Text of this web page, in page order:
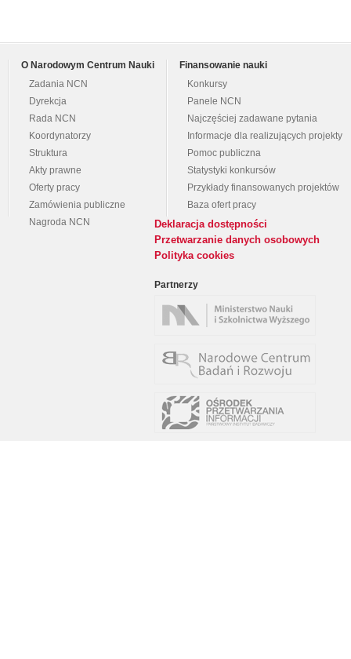
O Narodowym Centrum Nauki
Zadania NCN
Dyrekcja
Rada NCN
Koordynatorzy
Struktura
Akty prawne
Oferty pracy
Zamówienia publiczne
Nagroda NCN
Finansowanie nauki
Konkursy
Panele NCN
Najczęściej zadawane pytania
Informacje dla realizujących projekty
Pomoc publiczna
Statystyki konkursów
Przykłady finansowanych projektów
Baza ofert pracy
Deklaracja dostępności
Przetwarzanie danych osobowych
Polityka cookies
Partnerzy